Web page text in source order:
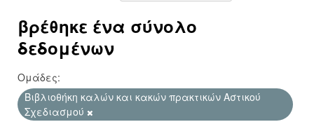
βρέθηκε ένα σύνολο
δεδομένων
Ομάδες:
Βιβλιοθήκη καλών και κακών πρακτικών Αστικού
Σχεδιασμού